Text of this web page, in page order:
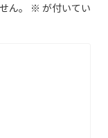
ん。 ※ が付いてい